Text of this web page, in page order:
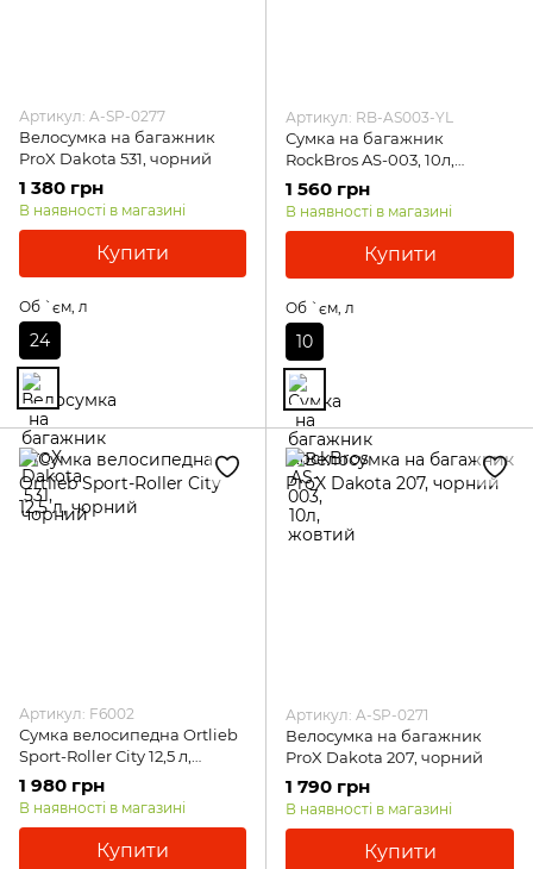
Артикул: A-SP-0277
Велосумка на багажник
ProX Dakota 531, чорний
1 380 грн
В наявності в магазині
Купити
Об `єм, л
24
Артикул: RB-AS003-YL
Сумка на багажник
RockBros AS-003, 10л,
жовтий
1 560 грн
В наявності в магазині
Купити
Об `єм, л
10
Артикул: F6002
Сумка велосипедна Ortlieb
Sport-Roller City 12,5 л,
чорний
1 980 грн
В наявності в магазині
Купити
Артикул: A-SP-0271
Велосумка на багажник
ProX Dakota 207, чорний
1 790 грн
В наявності в магазині
Купити